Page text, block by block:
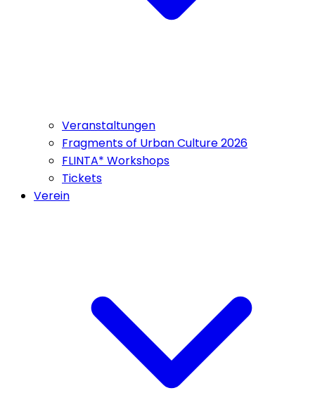
Veranstaltungen
Fragments of Urban Culture 2026
FLINTA* Workshops
Tickets
Verein